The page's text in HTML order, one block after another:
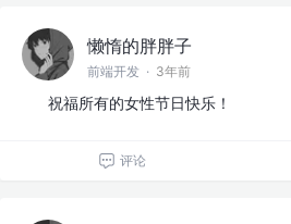
懒惰的胖胖子
前端开发 · 3年前
祝福所有的女性节日快乐！
评论